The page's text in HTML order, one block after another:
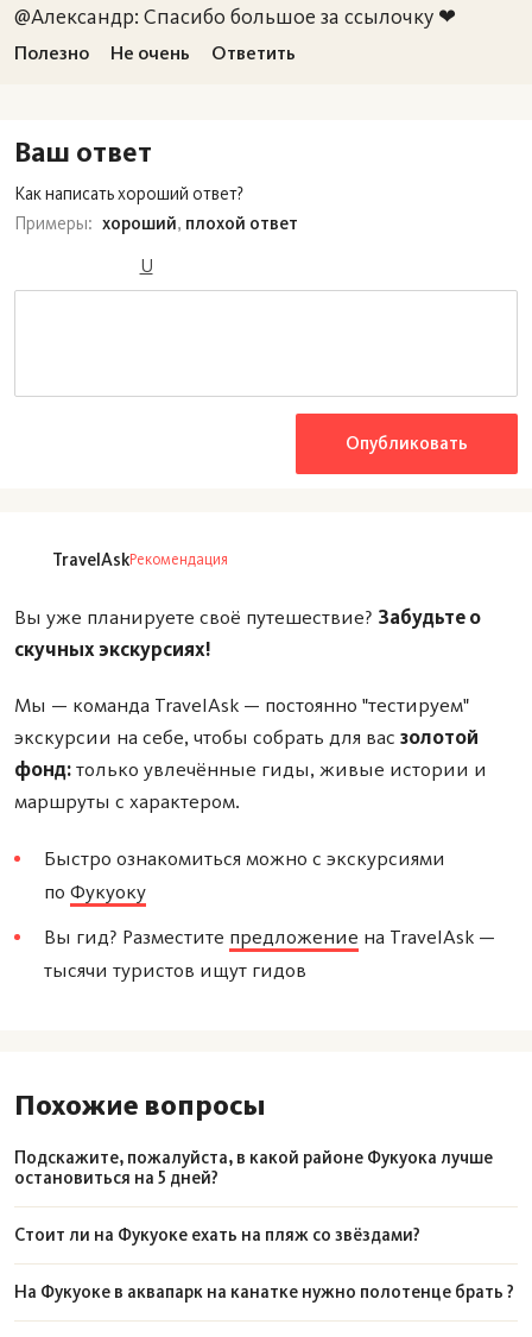
@Александр: Спасибо большое за ссылочку ❤
Полезно Не очень Ответить
Ваш ответ
Как написать хороший ответ?
Примеры: xороший, плохой ответ
U
Опубликовать
TravelAskРекомендация
Вы уже планируете своё путешествие? Забудьте о
скучных экскурсиях!
Мы — команда TravelAsk — постоянно "тестируем"
экскурсии на себе, чтобы собрать для вас золотой
фонд: только увлечённые гиды, живые истории и
маршруты с характером.
Быстро ознакомиться можно с экскурсиями
по Фукуоку
Вы гид? Разместите предложение на TravelAsk —
тысячи туристов ищут гидов
Похожие вопросы
Подскажите, пожалуйста, в какой районе Фукуока лучше
остановиться на 5 дней?
Стоит ли на Фукуоке ехать на пляж со звёздами?
На Фукуоке в аквапарк на канатке нужно полотенце брать ?